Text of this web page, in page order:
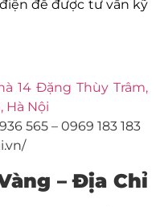
để được tư vấn kỹ
14 Đặng Thùy Trâm,
Hà Nội
565 – 0969 183 183
– Địa Chỉ